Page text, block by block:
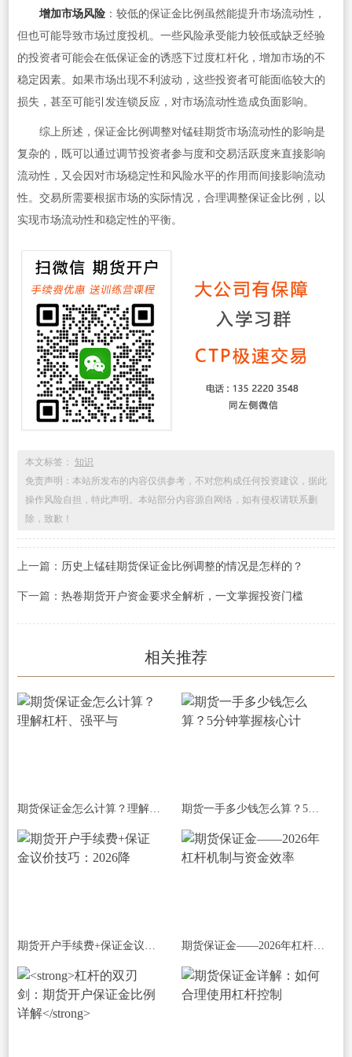
增加市场风险：较低的保证金比例虽然能提升市场流动性，
但也可能导致市场过度投机。一些风险承受能力较低或缺乏经验
的投资者可能会在低保证金的诱惑下过度杠杆化，增加市场的不
稳定因素。如果市场出现不利波动，这些投资者可能面临较大的
损失，甚至可能引发连锁反应，对市场流动性造成负面影响。
综上所述，保证金比例调整对锰硅期货市场流动性的影响是
复杂的，既可以通过调节投资者参与度和交易活跃度来直接影响
流动性，又会因对市场稳定性和风险水平的作用而间接影响流动
性。交易所需要根据市场的实际情况，合理调整保证金比例，以
实现市场流动性和稳定性的平衡。
本文标签： 知识
免责声明：本站所发布的内容仅供参考，不对您构成任何投资建议，据此
操作风险自担，特此声明。本站部分内容源自网络，如有侵权请联系删
除，致歉！
上一篇： 历史上锰硅期货保证金比例调整的情况是怎样的？
下一篇： 热卷期货开户资金要求全解析，一文掌握投资门槛
相关推荐
期货保证金怎么计算？理解杠杆、强平与 期货一手多少钱怎么算？5分钟掌握核心计
期货开户手续费+保证金议价技巧：2026降 期货保证金——2026年杠杆机制与资金效率